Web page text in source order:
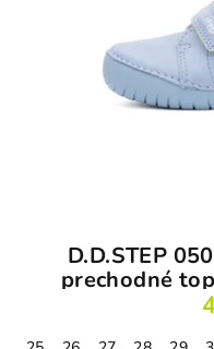
D.D.STEP
prechodné